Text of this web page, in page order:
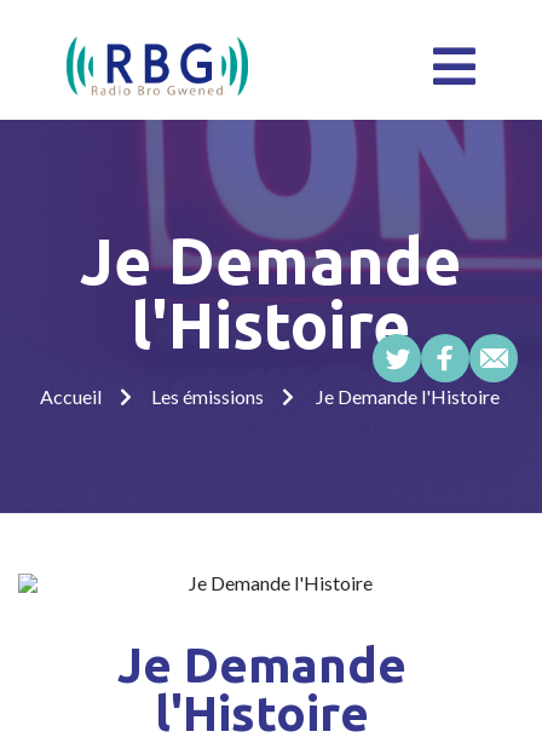
Je Demande
l'Histoire
Accueil Les émissions Je Demande l'Histoire
Je Demande
l'Histoire